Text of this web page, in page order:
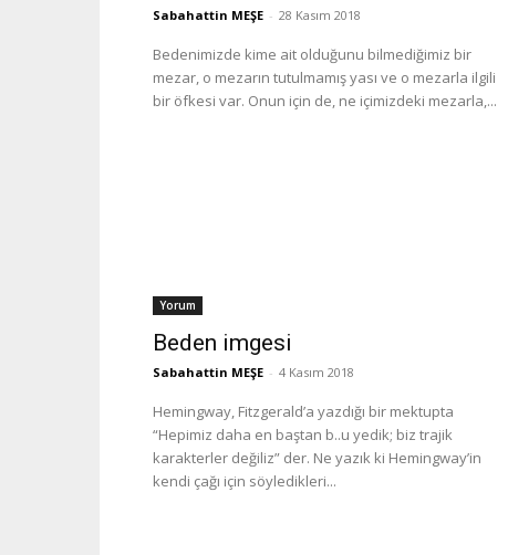
Sabahattin MEŞE - 28 Kasım 2018
Bedenimizde kime ait olduğunu bilmediğimiz bir
mezar, o mezarın tutulmamış yası ve o mezarla ilgili
bir öfkesi var. Onun için de, ne içimizdeki mezarla,...
Yorum
Beden imgesi
Sabahattin MEŞE - 4 Kasım 2018
Hemingway, Fitzgerald’a yazdığı bir mektupta
“Hepimiz daha en baştan b..u yedik; biz trajik
karakterler değiliz” der. Ne yazık ki Hemingway’in
kendi çağı için söyledikleri...